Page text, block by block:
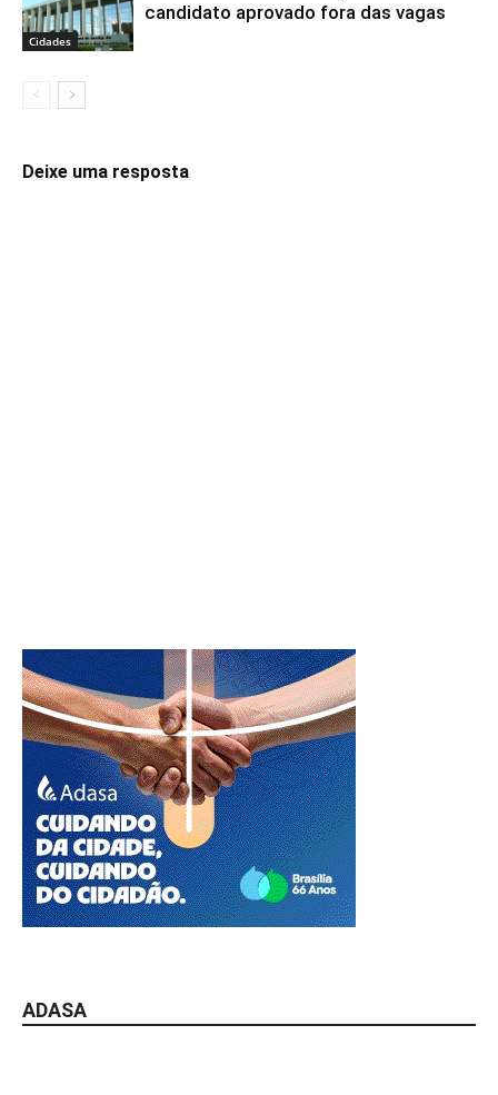
Cidades
candidato aprovado fora das vagas
Deixe uma resposta
ADASA